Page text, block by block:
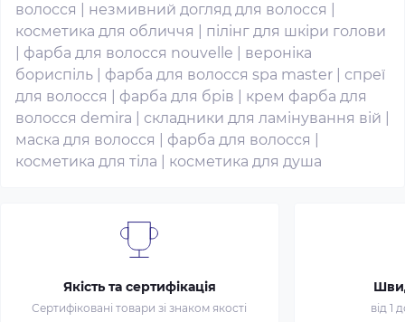
волосся
незмивний догляд для волосся
косметика для обличчя
пілінг для шкіри голови
фарба для волосся nouvelle
вероніка
бориспіль
фарба для волосся spa master
спреї
для волосся
фарба для брів
крем фарба для
волосся demira
складники для ламінування вій
маска для волосся
фарба для волосся
косметика для тіла
косметика для душа
Якість та сертифікація
Сертифіковані товари зі знаком якості від 1